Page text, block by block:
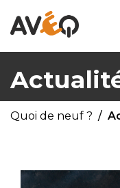
Quoi de neuf ?